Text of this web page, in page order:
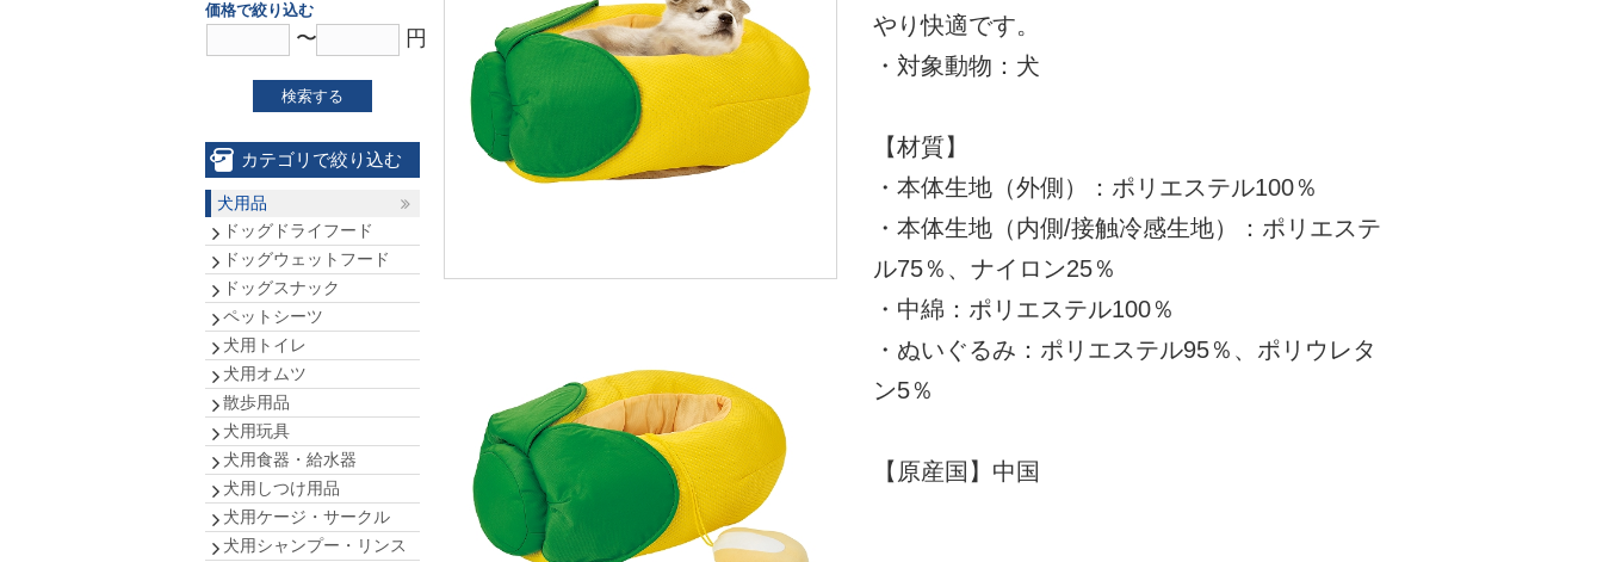
やり快適です。
・対象動物：犬
【材質】
・本体生地（外側）：ポリエステル100％
・本体生地（内側/接触冷感生地）：ポリエステ
ル75％、ナイロン25％
・中綿：ポリエステル100％
・ぬいぐるみ：ポリエステル95％、ポリウレタ
ン5％
【原産国】中国
価格で絞り込む
〜 円
検索する
カテゴリで絞り込む
犬用品
ドッグドライフード
ドッグウェットフード
ドッグスナック
ペットシーツ
犬用トイレ
犬用オムツ
散歩用品
犬用玩具
犬用食器・給水器
犬用しつけ用品
犬用ケージ・サークル
犬用シャンプー・リンス